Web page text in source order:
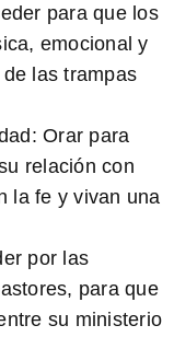
para que los
emocional y
las trampas
Orar para
relación con
la fe y vivan una
por las
para que
su ministerio